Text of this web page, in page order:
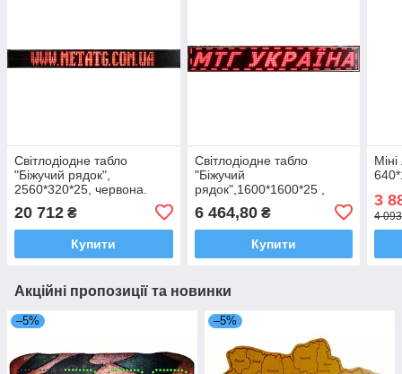
Світлодіодне табло
"Біжучий рядок",
2560*320*25, червона.
20 712 ₴
Купити
Світлодіодне табло
"Біжучий
рядок",1600*1600*25 ,
6 464,80₴
Купити
3
4
Акційні пропозиції та новинки
–5% –5%